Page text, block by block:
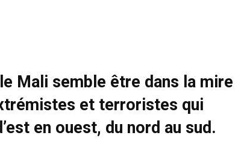
Mali semble être dans la mire
et terroristes qui
en ouest, du nord au sud.